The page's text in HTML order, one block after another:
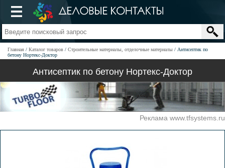
Главная Каталог товаров Строительные материалы, отделочные материалы
Антисептик по
бетону Нортекс-Доктор
Антисептик по бетону Нортекс-Доктор
Реклама www.tfsystems.ru